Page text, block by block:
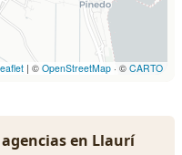
en Llaurí